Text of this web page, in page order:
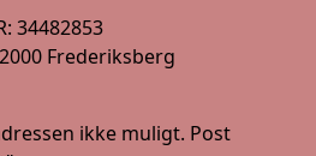
34482853
Frederiksberg
ikke muligt. Post